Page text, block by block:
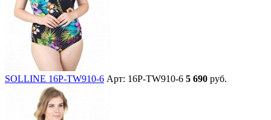
SOLLINE 16P-TW910-6 Арт: 16P-TW910-6 5 690 руб.